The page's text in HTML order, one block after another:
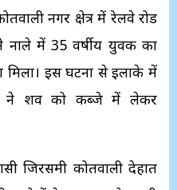
नगर क्षेत्र में रेलवे रोड
नाले में 35 वर्षीय युवक का
मिला। इस घटना से इलाके में
ने शव को कब्जे में लेकर
जिरसमी कोतवाली देहात